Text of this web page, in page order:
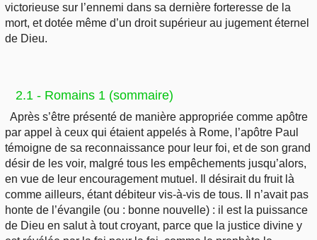
victorieuse sur l’ennemi dans sa dernière forteresse de la
mort, et dotée même d’un droit supérieur au jugement éternel
de Dieu.
2.1 - Romains 1 (sommaire)
Après s’être présenté de manière appropriée comme apôtre
par appel à ceux qui étaient appelés à Rome, l’apôtre Paul
témoigne de sa reconnaissance pour leur foi, et de son grand
désir de les voir, malgré tous les empêchements jusqu’alors,
en vue de leur encouragement mutuel. Il désirait du fruit là
comme ailleurs, étant débiteur vis-à-vis de tous. Il n’avait pas
honte de l’évangile (ou : bonne nouvelle) : il est la puissance
de Dieu en salut à tout croyant, parce que la justice divine y